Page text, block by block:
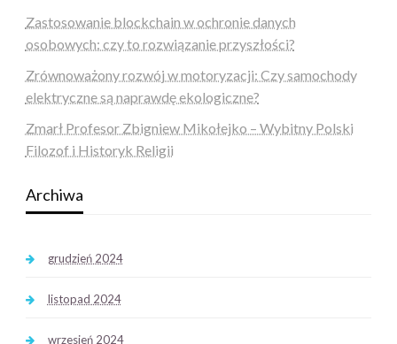
Zastosowanie blockchain w ochronie danych
osobowych: czy to rozwiązanie przyszłości?
Zrównoważony rozwój w motoryzacji: Czy samochody
elektryczne są naprawdę ekologiczne?
Zmarł Profesor Zbigniew Mikołejko – Wybitny Polski
Filozof i Historyk Religii
Archiwa
grudzień 2024
listopad 2024
wrzesień 2024